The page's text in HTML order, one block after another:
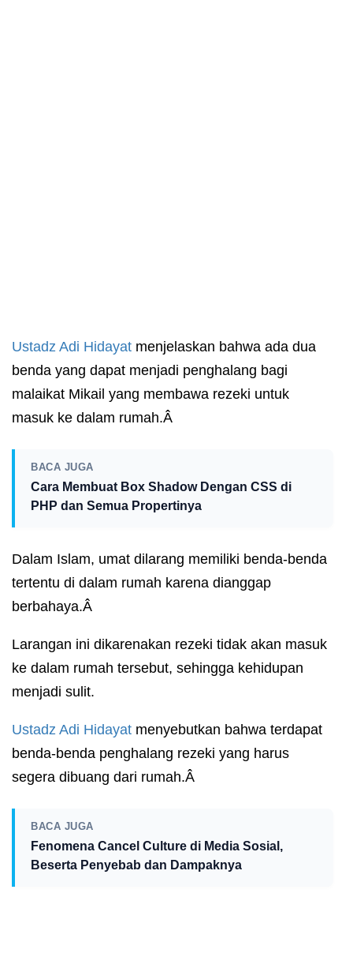
Ustadz Adi Hidayat menjelaskan bahwa ada dua
benda yang dapat menjadi penghalang bagi
malaikat Mikail yang membawa rezeki untuk
masuk ke dalam rumah.Â
BACA JUGA
Cara Membuat Box Shadow Dengan CSS di
PHP dan Semua Propertinya
Dalam Islam, umat dilarang memiliki benda-benda
tertentu di dalam rumah karena dianggap
berbahaya.Â
Larangan ini dikarenakan rezeki tidak akan masuk
ke dalam rumah tersebut, sehingga kehidupan
menjadi sulit.
Ustadz Adi Hidayat menyebutkan bahwa terdapat
benda-benda penghalang rezeki yang harus
segera dibuang dari rumah.Â
BACA JUGA
Fenomena Cancel Culture di Media Sosial,
Beserta Penyebab dan Dampaknya